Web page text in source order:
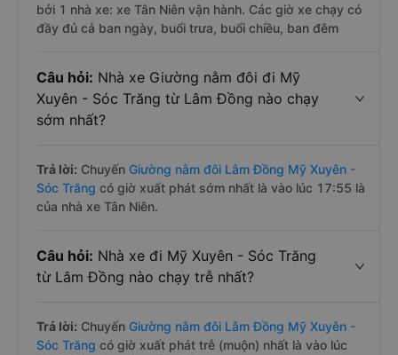
bởi 1 nhà xe: xe Tân Niên vận hành. Các giờ xe chạy có
đầy đủ cả ban ngày, buổi trưa, buổi chiều, ban đêm
Câu hỏi: Nhà xe Giường nằm đôi đi Mỹ
Xuyên - Sóc Trăng từ Lâm Đồng nào chạy
sớm nhất?
Trả lời: Chuyến Giường nằm đôi Lâm Đồng Mỹ Xuyên -
Sóc Trăng có giờ xuất phát sớm nhất là vào lúc 17:55 là
của nhà xe Tân Niên.
Câu hỏi: Nhà xe đi Mỹ Xuyên - Sóc Trăng
từ Lâm Đồng nào chạy trễ nhất?
Trả lời: Chuyến Giường nằm đôi Lâm Đồng Mỹ Xuyên -
Sóc Trăng có giờ xuất phát trễ (muộn) nhất là vào lúc